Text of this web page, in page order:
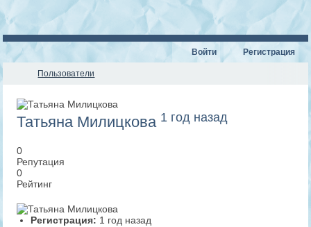
Войти Регистрация
Пользователи
Татьяна Милицкова 1 год назад
0
Репутация
0
Рейтинг
Регистрация: 1 год назад